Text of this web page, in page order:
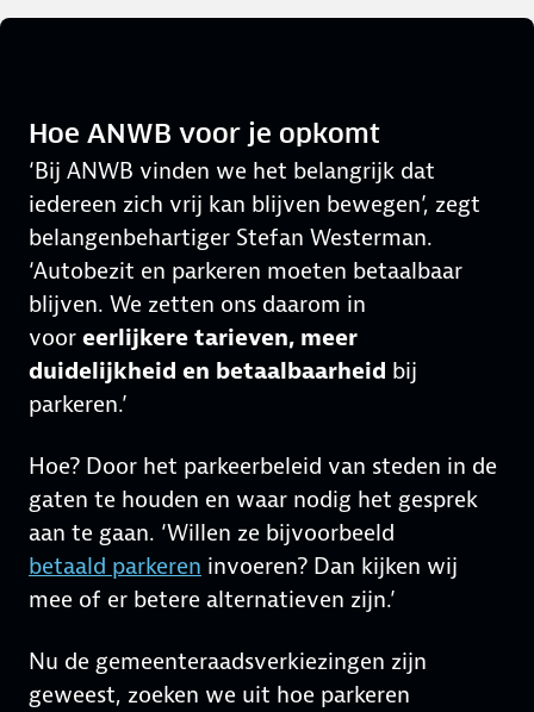
Hoe ANWB voor je opkomt
‘Bij ANWB vinden we het belangrijk dat
iedereen zich vrij kan blijven bewegen’, zegt
belangenbehartiger Stefan Westerman.
‘Autobezit en parkeren moeten betaalbaar
blijven. We zetten ons daarom in
voor eerlijkere tarieven, meer
duidelijkheid en betaalbaarheid bij
parkeren.’
Hoe? Door het parkeerbeleid van steden in de
gaten te houden en waar nodig het gesprek
aan te gaan. ‘Willen ze bijvoorbeeld
betaald parkeren invoeren? Dan kijken wij
mee of er betere alternatieven zijn.’
Nu de gemeenteraadsverkiezingen zijn
geweest, zoeken we uit hoe parkeren